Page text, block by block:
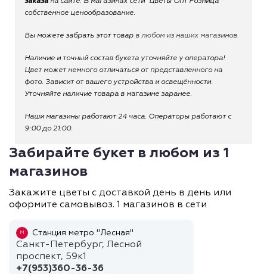
собственное ценообразование.
Вы можете забрать этот товар в любом из наших магазинов.
Наличие и точный состав букета уточняйте у оператора!
Цвет может немного отличаться от представленного на
фото. Зависит от вашего устройства и освещённости.
Уточняйте наличие товара в магазине заранее.
Наши магазины работают 24 часа. Операторы работают с
9:00 до 21:00.
Забирайте букет в любом из 1
магазинов
Закажите цветы с доставкой день в день или
оформите самовывоз. 1 магазинов в сети
М Станция метро "Лесная"
Санкт-Петербург, Лесной
проспект, 59к1
+7(953)360-36-36